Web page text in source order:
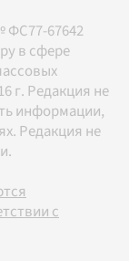
ФС77-67642
в сфере
г. Редакция не
информации,
Редакция не
с